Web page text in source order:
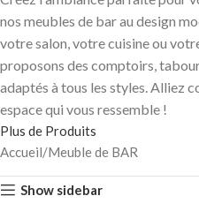
nos meubles de bar au design
votre salon, votre cuisine ou
proposons des comptoirs,
adaptés à tous les styles. Alliez
espace qui vous ressemble !
Plus de Produits
Accueil Meuble de BAR
Show sidebar